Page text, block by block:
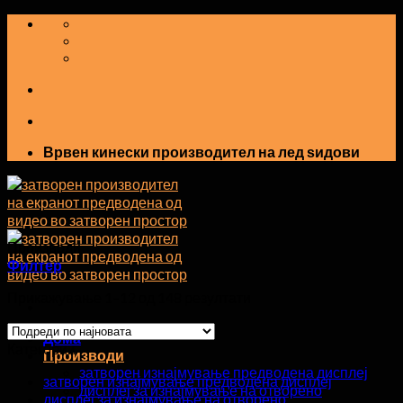
Прескокнете
содржината
Врвен кинески производител на лед ѕидови
Дома
Производи
затворен изнајмување предводена дисплеј
дисплеј за изнајмување на отворено
Производи
Филтер
Категории
затворен изнајмување предводена дисплеј
дисплеј за изнајмување на отворено